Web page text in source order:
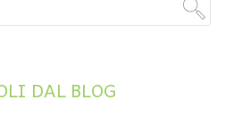
DAL BLOG